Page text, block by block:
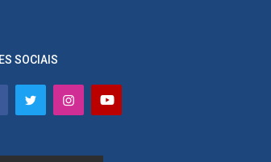
SOCIAIS